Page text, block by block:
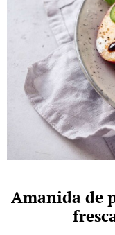
Amanida de